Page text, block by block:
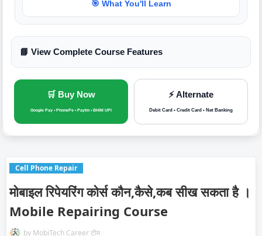
🎯 What You'll Learn
📘 View Complete Course Features
🛒 Buy Now
Google Pay • PhonePe • Paytm • BHIM UPI
⚡ Alternate
Debit Card • Credit Card • Net Banking
Cell Phone Repair
मोबाइल रिपेयरिंग कोर्स कौन,कैसे,कब सीख सकता है ।
Mobile Repairing Course
by MobiTech Career टीम